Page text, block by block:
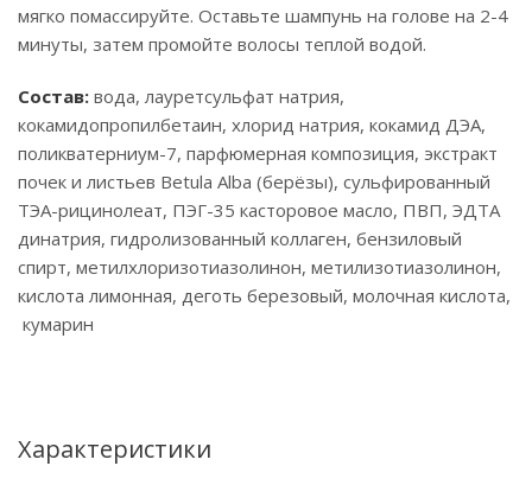
мягко помассируйте. Оставьте шампунь на голове на 2-4
минуты, затем промойте волосы теплой водой.
Состав: вода, лауретсульфат натрия,
кокамидопропилбетаин, хлорид натрия, кокамид ДЭА,
поликватерниум-7, парфюмерная композиция, экстракт
почек и листьев Betula Alba (берёзы), сульфированный
ТЭА-рицинолеат, ПЭГ-35 касторовое масло, ПВП, ЭДТА
динатрия, гидролизованный коллаген, бензиловый
спирт, метилхлоризотиазолинон, метилизотиазолинон,
кислота лимонная, деготь березовый, молочная кислота,
кумарин
Характеристики